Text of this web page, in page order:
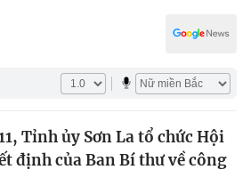
Tỉnh ủy Sơn La tổ chức Hội
định của Ban Bí thư về công